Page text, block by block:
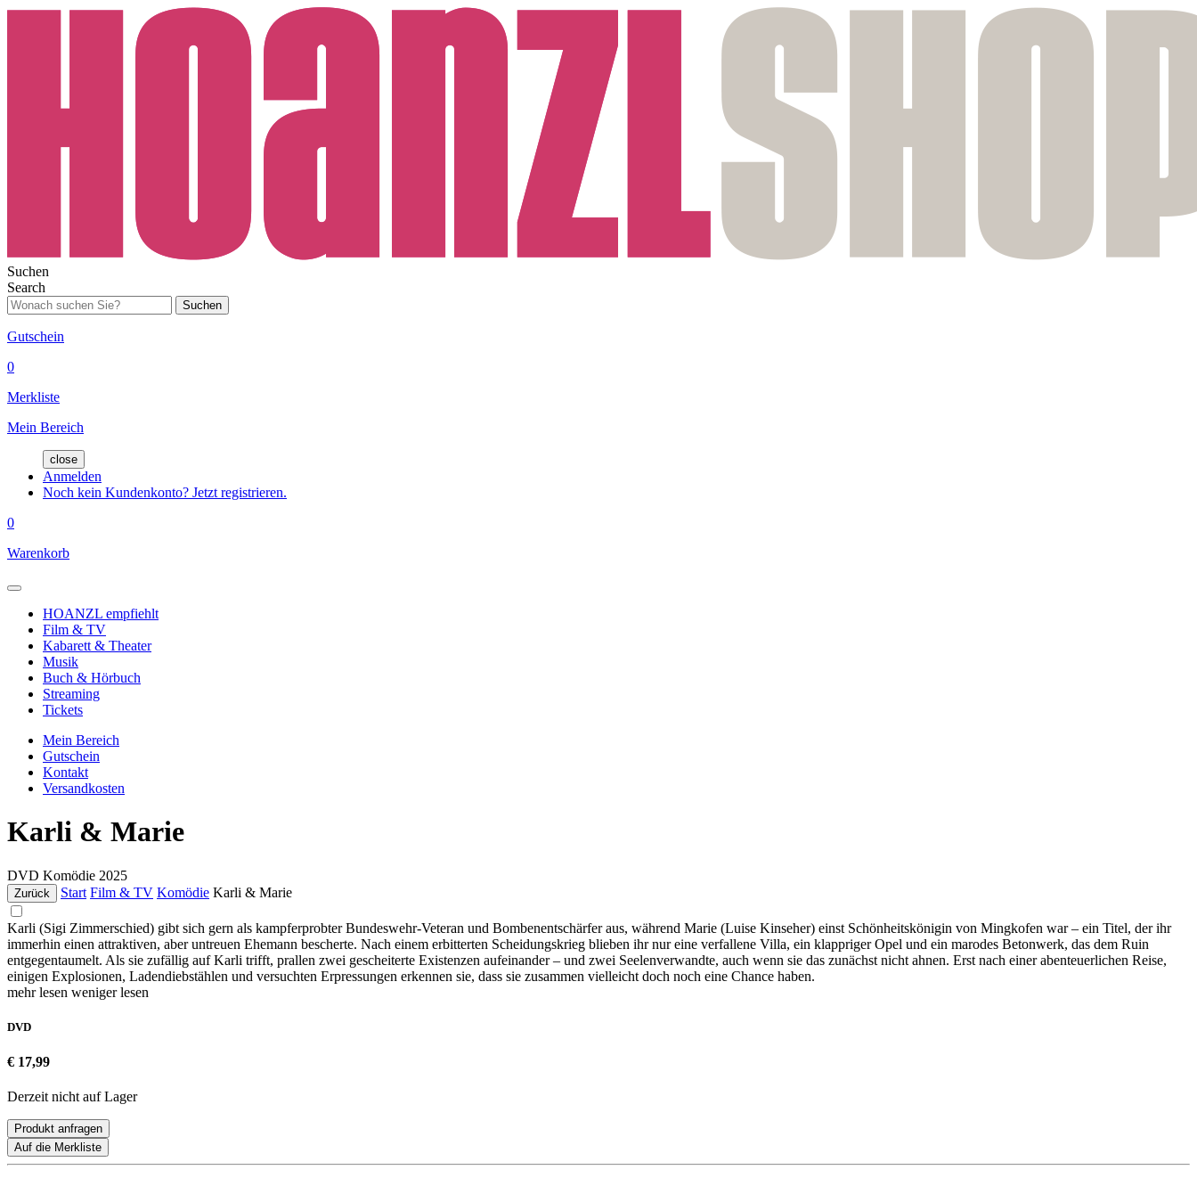
Suchen
Search
Suchen
Gutschein
0
Merkliste
Mein Bereich
close
Anmelden
Noch kein Kundenkonto? Jetzt registrieren.
0
Warenkorb
HOANZL empfiehlt
Film & TV
Kabarett & Theater
Musik
Buch & Hörbuch
Streaming
Tickets
Mein Bereich
Gutschein
Kontakt
Versandkosten
Karli & Marie
DVD Komödie 2025
Zurück Start Film & TV Komödie Karli & Marie
Karli (Sigi Zimmerschied) gibt sich gern als kampferprobter Bundeswehr-Veteran und Bombenentschärfer aus, während Marie (Luise Kinseher) einst Schönheitskönigin von Mingkofen war – ein Titel, der ihr
immerhin einen attraktiven, aber untreuen Ehemann bescherte. Nach einem erbitterten Scheidungskrieg blieben ihr nur eine verfallene Villa, ein klappriger Opel und ein marodes Betonwerk, das dem Ruin
entgegentaumelt. Als sie zufällig auf Karli trifft, prallen zwei gescheiterte Existenzen aufeinander – und zwei Seelenverwandte, auch wenn sie das zunächst nicht ahnen. Erst nach einer abenteuerlichen Reise,
einigen Explosionen, Ladendiebstählen und versuchten Erpressungen erkennen sie, dass sie zusammen vielleicht doch noch eine Chance haben.
mehr lesen weniger lesen
DVD
€ 17,99
Derzeit nicht auf Lager
Produkt anfragen
Auf die Merkliste